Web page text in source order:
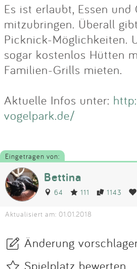
Es ist erlaubt, Essen und
mitzubringen. Überall
Picknick-Möglichkeiten.
sogar kostenlos Hütten
Familien-Grills mieten.
Aktuelle Infos unter:
vogelpark.de/
Eingetragen von:
Bettina
64 111 1143
Aktualisiert am: 01.01.2018
Änderung
Spielplatz bewerten